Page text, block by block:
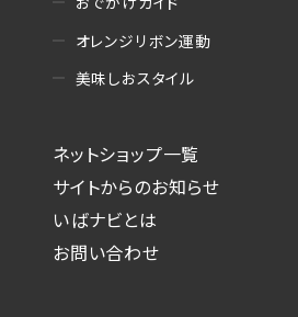
オレンジリボン運動
美味しおスタイル
ネットショップ一覧
サイトからのお知らせ
いばナビとは
お問い合わせ